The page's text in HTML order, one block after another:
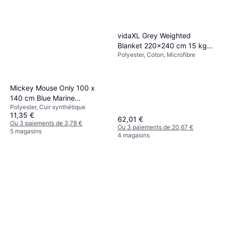
Mickey Mouse Only 100 x
140 cm Blue Marine
Couverture Multicolore, Bleu
Polyester, Cuir synthétique
11,35 €
Ou 3 paiements de 3,78 €
5 magasins
vidaXL Grey Weighted
Blanket 220x240 cm 15 kg
Couverture lestée Gris
Polyester, Coton, Microfibre
62,01 €
Ou 3 paiements de 20,67 €
4 magasins